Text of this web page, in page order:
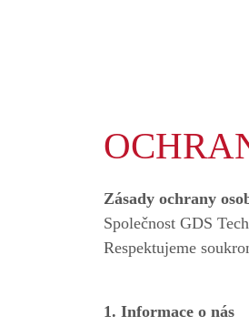
Zásady ochrany
Společnost GDS
Respektujeme
1. Informace o nás